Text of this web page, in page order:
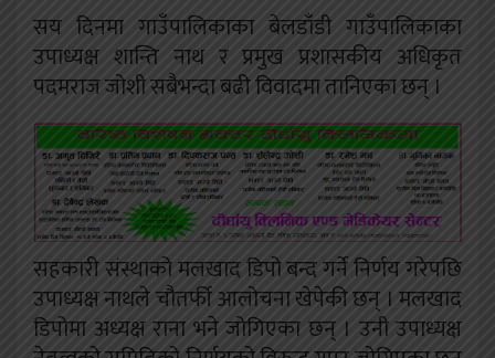
सय दिनमा गाउँपालिकाका बेलडाँडी गाउँपालिकाका
उपाध्यक्ष शान्ति नाथ र प्रमुख प्रशासकीय अधिकृत
पदमराज जोशी सबैभन्दा बढी विवादमा तानिएका छन् ।
सहकारी संस्थाको मलखाद डिपो बन्द गर्ने निर्णय गरेपछि
उपाध्यक्ष नाथले चौतर्फी आलोचना खेपेकी छन् । मलखाद
डिपोमा अध्यक्ष राना भने जोगिएका छन् । उनी उपाध्यक्ष